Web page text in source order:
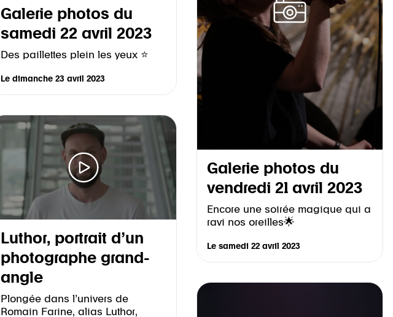
Galerie photos du
samedi 22 avril 2023
Des paillettes plein les yeux ⭐
Le dimanche 23 avril 2023
Galerie photos du
vendredi 21 avril 2023
Encore une soirée magique qui a
ravi nos oreilles🌟
Le samedi 22 avril 2023
Luthor, portrait d’un
photographe grand-
angle
Plongée dans l’univers de
Romain Farine, alias Luthor,